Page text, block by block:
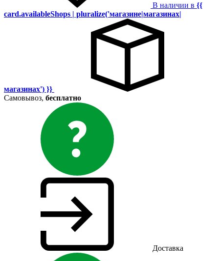
В наличии в {{
card.availableShops | pluralize('магазине|магазинах|
магазинах') }}
Самовывоз, бесплатно
Доставка